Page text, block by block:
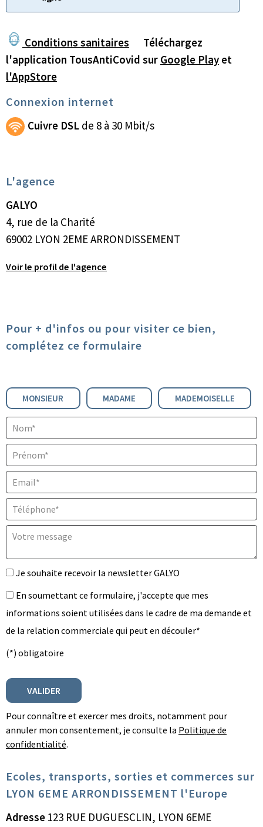
Conditions sanitaires Téléchargez
l'application TousAntiCovid sur Google Play et
l'AppStore
Connexion internet
Cuivre DSL de 8 à 30 Mbit/s
L'agence
GALYO
4, rue de la Charité
69002 LYON 2EME ARRONDISSEMENT
Voir le profil de l'agence
Pour + d'infos ou pour visiter ce bien,
complétez ce formulaire
Civilité :MONSIEUR MADAME MADEMOISELLE
Nom* :
Prénom* :
Email* :
Téléphone* :
Votre message :
Je souhaite recevoir la newsletter GALYO
En soumettant ce formulaire, j'accepte que mes
informations soient utilisées dans le cadre de ma demande et
de la relation commerciale qui peut en découler*
(*) obligatoire
Pour connaître et exercer mes droits, notamment pour
annuler mon consentement, je consulte la Politique de
confidentialité.
Ecoles, transports, sorties et commerces sur
LYON 6EME ARRONDISSEMENT l'Europe
Adresse 123 RUE DUGUESCLIN, LYON 6EME